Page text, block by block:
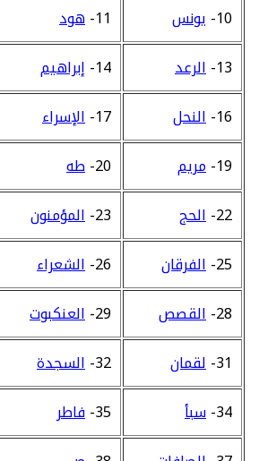
10- يونس 11- هود
13- الرعد 14- إبراهيم
16- النحل 17- الإسراء
19- مريم 20- طه
22- الحج 23- المؤمنون
25- الفرقان 26- الشعراء
28- القصص 29- العنكبوت
31- لقمان 32- السجدة
34- سبأ 35- فاطر